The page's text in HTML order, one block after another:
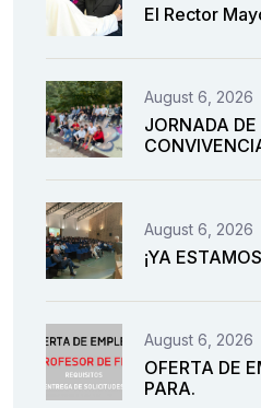
El Rector
August 6, 2026
JORNADA DE
August 6, 2026
¡YA
August 6, 2026
OFERTA DE
PARA.